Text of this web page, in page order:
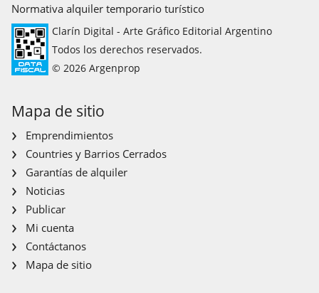
Normativa alquiler temporario turístico
Clarín Digital - Arte Gráfico Editorial Argentino
Todos los derechos reservados.
© 2026 Argenprop
Mapa de sitio
Emprendimientos
Countries y Barrios Cerrados
Garantías de alquiler
Noticias
Publicar
Mi cuenta
Contáctanos
Mapa de sitio